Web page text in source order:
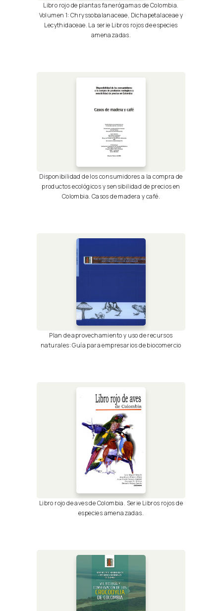
Libro rojo de plantas fanerógamas de Colombia.
Volumen 1: Chryssobalanaceae, Dichapetalaceae y
Lecythidaceae. La serie Libros rojos de especies
amenazadas.
Disponibilidad de los consumidores a la compra de
productos ecológicos y sensibilidad de precios en
Colombia. Casos de madera y café.
Plan de aprovechamiento y uso de recursos
naturales: Guía para empresarios de biocomercio
Libro rojo de aves de Colombia. Serie Libros rojos de
especies amenazadas.